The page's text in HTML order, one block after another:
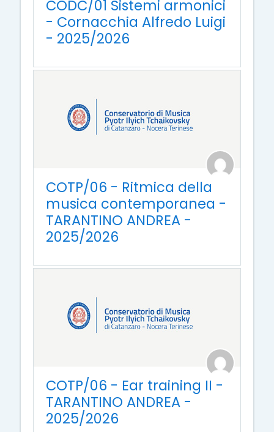
CODC/01 Sistemi armonici
- Cornacchia Alfredo Luigi
- 2025/2026
COTP/06 - Ritmica della
musica contemporanea -
TARANTINO ANDREA -
2025/2026
COTP/06 - Ear training II -
TARANTINO ANDREA -
2025/2026